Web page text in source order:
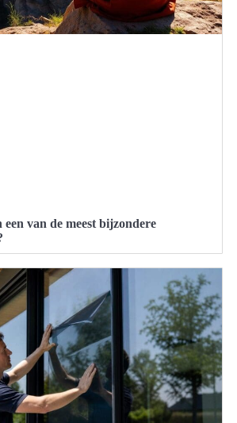
van de meest bijzondere